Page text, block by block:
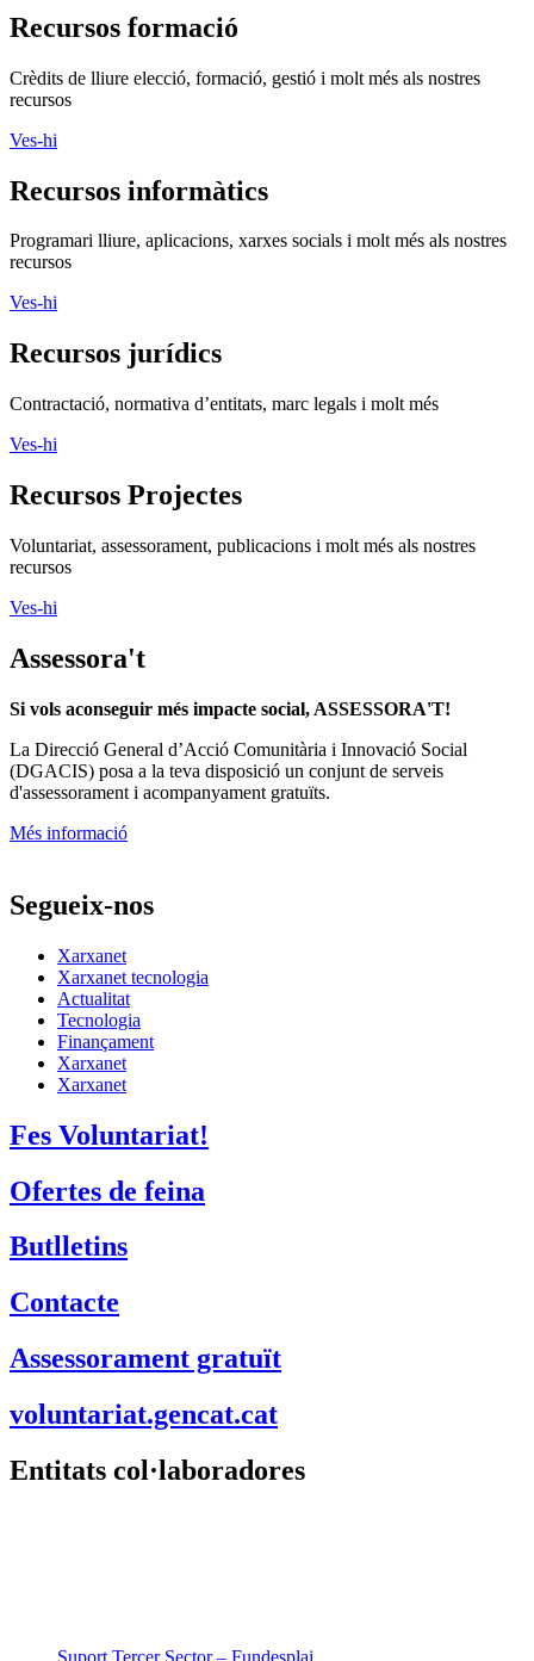
Recursos formació
Crèdits de lliure elecció, formació, gestió i molt més als nostres
recursos
Ves-hi
Recursos informàtics
Programari lliure, aplicacions, xarxes socials i molt més als nostres
recursos
Ves-hi
Recursos jurídics
Contractació, normativa d’entitats, marc legals i molt més
Ves-hi
Recursos Projectes
Voluntariat, assessorament, publicacions i molt més als nostres
recursos
Ves-hi
Assessora't
Si vols aconseguir més impacte social, ASSESSORA'T!
La Direcció General d’Acció Comunitària i Innovació Social
(DGACIS) posa a la teva disposició un conjunt de serveis
d'assessorament i acompanyament gratuïts.
Més informació
Segueix-nos
Xarxanet
Xarxanet tecnologia
Actualitat
Tecnologia
Finançament
Xarxanet
Xarxanet
Fes Voluntariat!
Ofertes de feina
Butlletins
Contacte
Assessorament gratuït
voluntariat.gencat.cat
Entitats col·laboradores